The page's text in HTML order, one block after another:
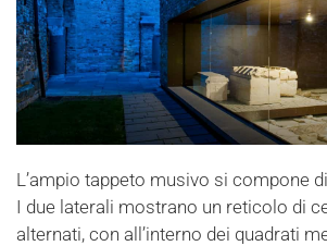
L’ampio tappeto musivo si compone
I due laterali mostrano un reticolo di
alternati, con all’interno dei quadrati